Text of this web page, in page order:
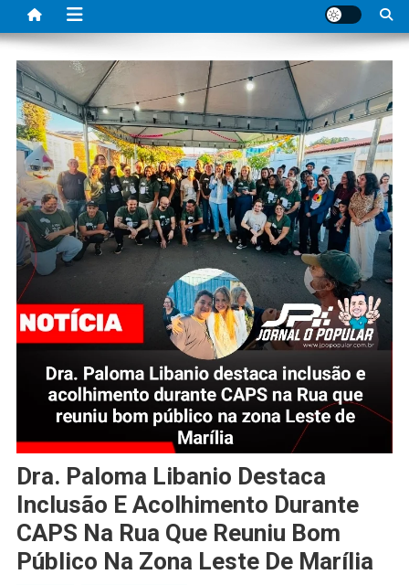
Dra. Paloma Libanio Destaca
Inclusão E Acolhimento Durante
CAPS Na Rua Que Reuniu Bom
Público Na Zona Leste De Marília